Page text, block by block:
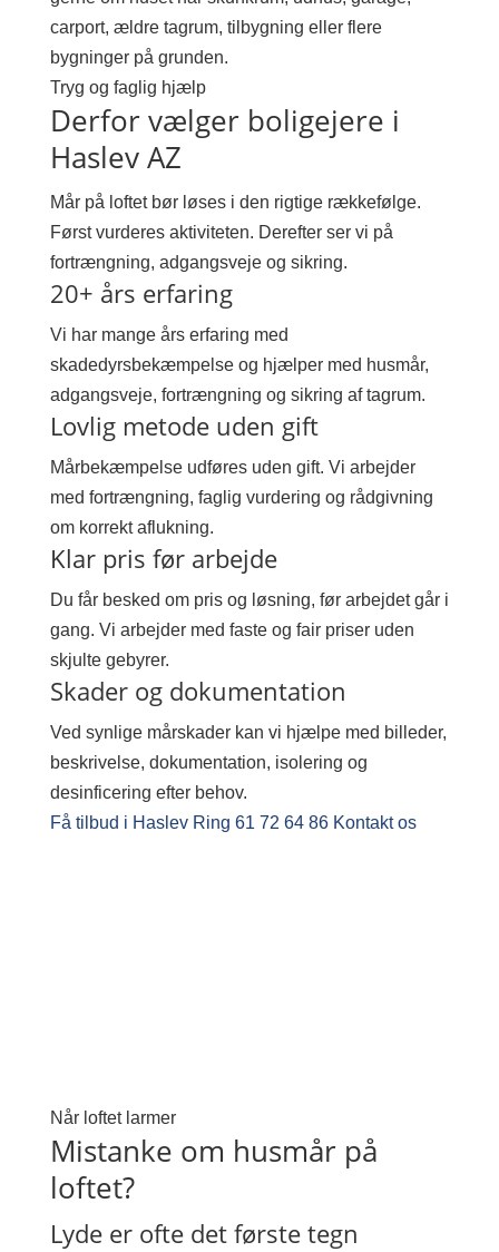
carport, ældre tagrum, tilbygning eller flere
bygninger på grunden.
Tryg og faglig hjælp
Derfor vælger boligejere i
Haslev AZ
Mår på loftet bør løses i den rigtige rækkefølge.
Først vurderes aktiviteten. Derefter ser vi på
fortrængning, adgangsveje og sikring.
20+ års erfaring
Vi har mange års erfaring med
skadedyrsbekæmpelse og hjælper med husmår,
adgangsveje, fortrængning og sikring af tagrum.
Lovlig metode uden gift
Mårbekæmpelse udføres uden gift. Vi arbejder
med fortrængning, faglig vurdering og rådgivning
om korrekt aflukning.
Klar pris før arbejde
Du får besked om pris og løsning, før arbejdet går i
gang. Vi arbejder med faste og fair priser uden
skjulte gebyrer.
Skader og dokumentation
Ved synlige mårskader kan vi hjælpe med billeder,
beskrivelse, dokumentation, isolering og
desinficering efter behov.
Få tilbud i Haslev Ring 61 72 64 86 Kontakt os
Når loftet larmer
Mistanke om husmår på
loftet?
Lyde er ofte det første tegn